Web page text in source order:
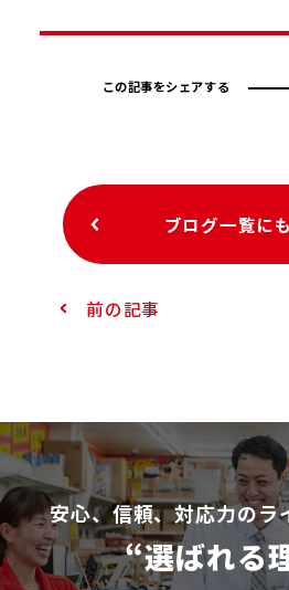
この記事をシェアする
前の記事
ブログ一覧に
安⼼、信頼、対応⼒のラ
“選ばれる